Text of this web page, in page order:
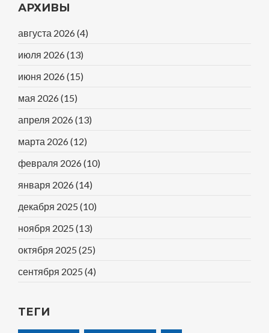
АРХИВЫ
августа 2026 (4)
июля 2026 (13)
июня 2026 (15)
мая 2026 (15)
апреля 2026 (13)
марта 2026 (12)
февраля 2026 (10)
января 2026 (14)
декабря 2025 (10)
ноября 2025 (13)
октября 2025 (25)
сентября 2025 (4)
ТЕГИ